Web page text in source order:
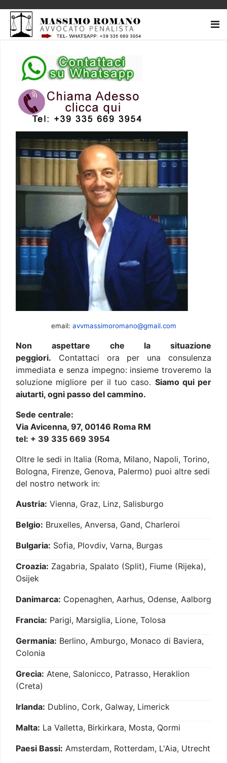
email: avvmassimoromano@gmail.com
Non aspettare che la situazione
peggiori. Contattaci ora per una consulenza
immediata e senza impegno: insieme troveremo la
soluzione migliore per il tuo caso. Siamo qui per
aiutarti, ogni passo del cammino.
Sede centrale:
Via Avicenna, 97, 00146 Roma RM
tel: + 39 335 669 3954
Oltre le sedi in Italia (Roma, Milano, Napoli, Torino,
Bologna, Firenze, Genova, Palermo) puoi altre sedi
del nostro network in:
Austria: Vienna, Graz, Linz, Salisburgo
Belgio: Bruxelles, Anversa, Gand, Charleroi
Bulgaria: Sofia, Plovdiv, Varna, Burgas
Croazia: Zagabria, Spalato (Split), Fiume (Rijeka),
Osijek
Danimarca: Copenaghen, Aarhus, Odense, Aalborg
Francia: Parigi, Marsiglia, Lione, Tolosa
Germania: Berlino, Amburgo, Monaco di Baviera,
Colonia
Grecia: Atene, Salonicco, Patrasso, Heraklion
(Creta)
Irlanda: Dublino, Cork, Galway, Limerick
Malta: La Valletta, Birkirkara, Mosta, Qormi
Paesi Bassi: Amsterdam, Rotterdam, L'Aia, Utrecht